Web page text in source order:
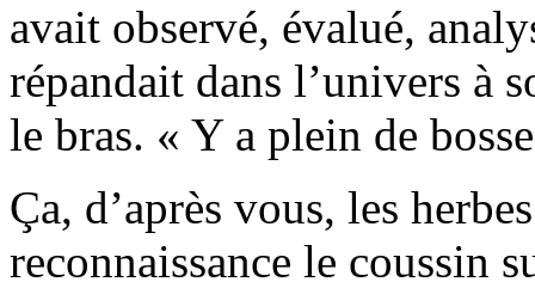
avait observé, évalué,
répandait dans l’univers à
le bras. « Y a plein de
Ça, d’après vous, les
reconnaissance le coussin